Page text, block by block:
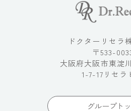
ドクターリセラ
〒533-
大阪府大阪市東淀
1-7-17リセラ
グループト